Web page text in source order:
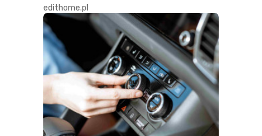
edithome.pl